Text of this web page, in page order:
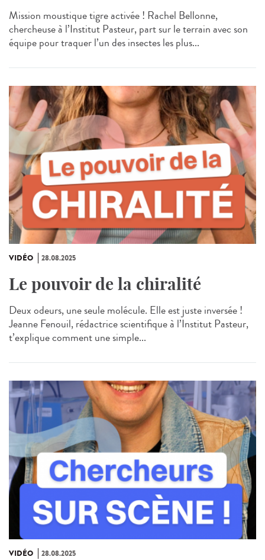
Mission moustique tigre activée ! Rachel Bellonne,
chercheuse à l’Institut Pasteur, part sur le terrain avec son
équipe pour traquer l’un des insectes les plus...
VIDÉO 28.08.2025
Le pouvoir de la chiralité
Deux odeurs, une seule molécule. Elle est juste inversée !
Jeanne Fenouil, rédactrice scientifique à l’Institut Pasteur,
t’explique comment une simple...
VIDÉO 28.08.2025